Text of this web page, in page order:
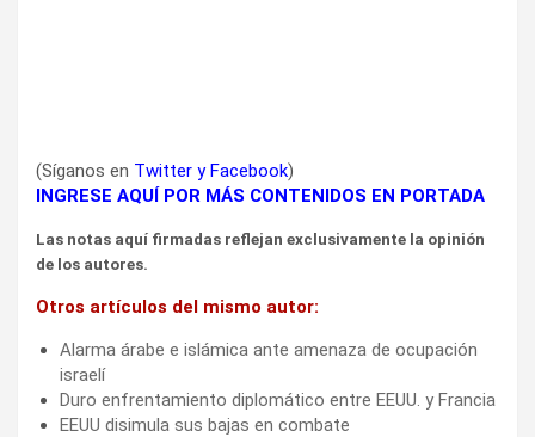
(Síganos en Twitter yFacebook)
INGRESE AQUÍ POR MÁS CONTENIDOS EN PORTADA
Las notas aquí firmadas reflejan exclusivamente la opinión
de los autores.
Otros artículos del mismo autor:
Alarma árabe e islámica ante amenaza de ocupación
israelí
Duro enfrentamiento diplomático entre EEUU. y Francia
EEUU disimula sus bajas en combate